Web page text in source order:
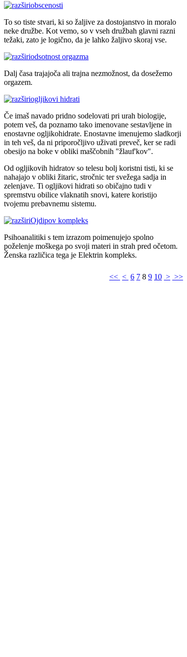
obscenosti
To so tiste stvari, ki so žaljive za dostojanstvo in moralo
neke družbe. Kot vemo, so v vseh družbah glavni razni
težaki, zato je logično, da je lahko žaljivo skoraj vse.
odsotnost orgazma
Dalj časa trajajoča ali trajna nezmožnost, da dosežemo
orgazem.
ogljikovi hidrati
Če imaš navado pridno sodelovati pri urah biologije,
potem veš, da poznamo tako imenovane sestavljene in
enostavne ogljikohidrate. Enostavne imenujemo sladkorji
in teh veš, da ni priporočljivo uživati preveč, ker se radi
obesijo na boke v obliki maščobnih "žlauf'kov".
Od ogljikovih hidratov so telesu bolj koristni tisti, ki se
nahajajo v obliki žitaric, stročnic ter svežega sadja in
zelenjave. Ti ogljikovi hidrati so običajno tudi v
spremstvu obilice vlaknatih snovi, katere koristijo
tvojemu prebavnemu sistemu.
Ojdipov kompleks
Psihoanalitiki s tem izrazom poimenujejo spolno
poželenje moškega po svoji materi in strah pred očetom.
Ženska različica tega je Elektrin kompleks.
<< < 6 7 8 9 10 > >>